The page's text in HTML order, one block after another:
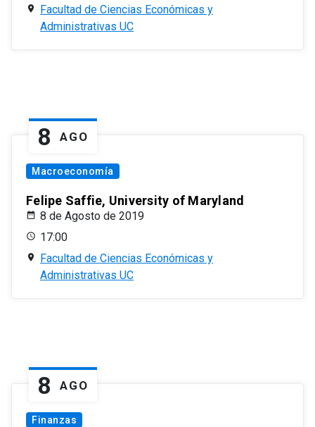
Facultad de Ciencias Económicas y
Administrativas UC
8 AGO
Macroeconomía
Felipe Saffie, University of Maryland
8 de Agosto de 2019
17:00
Facultad de Ciencias Económicas y
Administrativas UC
8 AGO
Finanzas